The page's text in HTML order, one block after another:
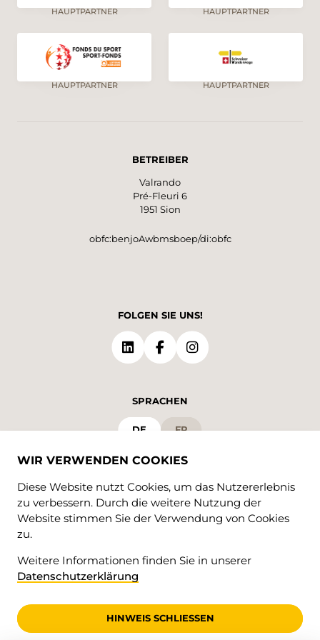
HAUPTPARTNER HAUPTPARTNER
HAUPTPARTNER HAUPTPARTNER
BETREIBER
Valrando
Pré-Fleuri 6
1951 Sion
obfc:benjoAwbmsboep/di:obfc
FOLGEN SIE UNS!
SPRACHEN
DE FR
© 2026 • Valrando
impressum
WIR VERWENDEN COOKIES
Diese Website nutzt Cookies, um das Nutzererlebnis
zu verbessern. Durch die weitere Nutzung der
Website stimmen Sie der Verwendung von Cookies
zu.
Weitere Informationen finden Sie in unserer
Datenschutzerklärung
HINWEIS SCHLIESSEN